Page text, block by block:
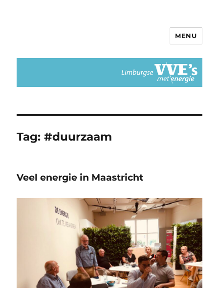
Limburgse VvEs met Energie
MENU
Tag:#duurzaam
Veel energie in Maastricht